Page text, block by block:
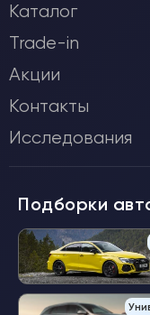
Каталог
Trade-in
Акции
Контакты
Исследования
Подборки